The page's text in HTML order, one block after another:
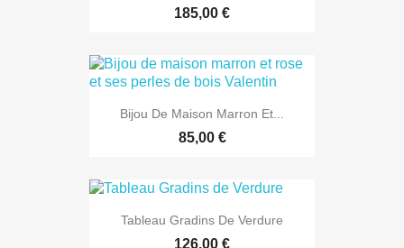
185,00 €
Bijou De Maison Marron Et...
85,00 €
Tableau Gradins De Verdure
126,00 €